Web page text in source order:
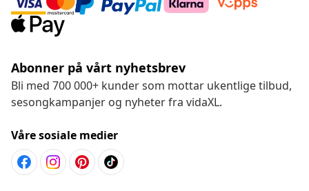
Abonner på vårt nyhetsbrev
Bli med 700 000+ kunder som mottar ukentlige tilbud,
sesongkampanjer og nyheter fra vidaXL.
Våre sosiale medier